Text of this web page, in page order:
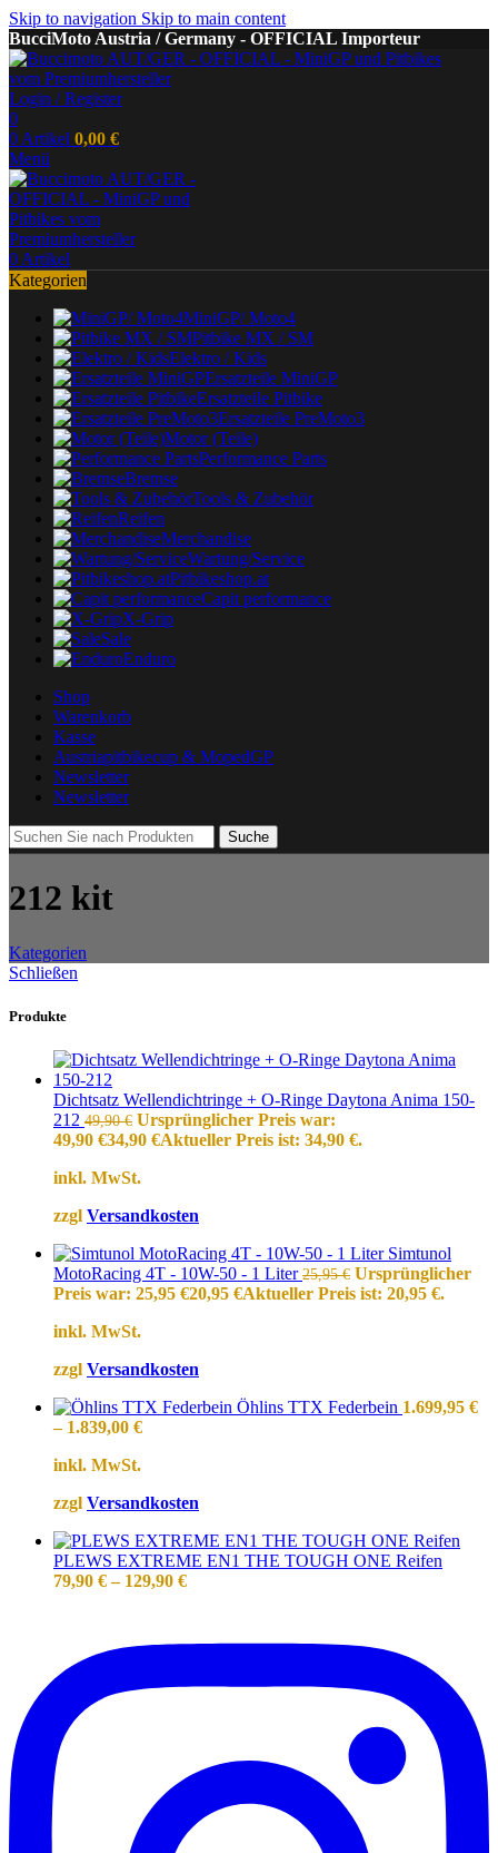
Skip to navigation Skip to main content
BucciMoto Austria / Germany - OFFICIAL Importeur
Login / Register
0
0 Artikel 0,00 €
Menü
0 Artikel
Kategorien
MiniGP/ Moto4
Pitbike MX / SM
Elektro / Kids
Ersatzteile MiniGP
Ersatzteile Pitbike
Ersatzteile PreMoto3
Motor (Teile)
Performance Parts
Bremse
Tools & Zubehör
Reifen
Merchandise
Wartung/Service
Pitbikeshop.at
Capit performance
X-Grip
Sale
Enduro
Shop
Warenkorb
Kasse
Austriapitbikecup & MopedGP
Newsletter
Newsletter
Suche
212 kit
Kategorien
Schließen
Produkte
Dichtsatz Wellendichtringe + O-Ringe Daytona Anima 150-
212 49,90€ Ursprünglicher Preis war:
49,90 €34,90 €Aktueller Preis ist: 34,90 €.
inkl. MwSt.
zzgl Versandkosten
Simtunol
MotoRacing 4T - 10W-50 - 1 Liter25,95€ Ursprünglicher
Preis war: 25,95 €20,95 €Aktueller Preis ist: 20,95 €.
inkl. MwSt.
zzgl Versandkosten
Öhlins TTX Federbein 1.699,95 €
– 1.839,00 €
inkl. MwSt.
zzgl Versandkosten
PLEWS EXTREME EN1 THE TOUGH ONE Reifen
79,90 €– 129,90 €